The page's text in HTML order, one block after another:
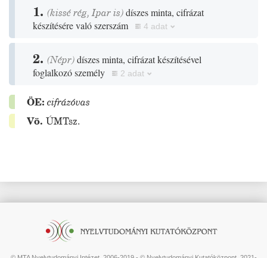
1. (kissérég,Iparis)díszes minta, cifrázat
készítésére való szerszám
4 adat
2. (Népr)díszes minta, cifrázat készítésével
foglalkozó személy
2 adat
ÖE: cifrázóvas
Vö. ÚMTsz.